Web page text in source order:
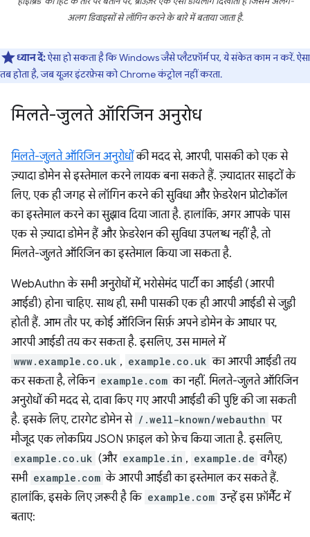
अलग डिवाइसों से लॉगिन करने के बारे में बताया जाता है.
ध्यान दें:ऐसा हो सकता है कि Windows जैसे प्लैटफ़ॉर्म पर, ये संकेत काम न करें. ऐसा
तब होता है, जब यूज़र इंटरफ़ेस को Chrome कंट्रोल नहीं करता.
मिलते-जुलते ऑरिजिन अनुरोध
मिलते-जुलते ऑरिजिन अनुरोधोंकी मदद से, आरपी, पासकी को एक से
ज़्यादा डोमेन से इस्तेमाल करने लायक बना सकते हैं. ज़्यादातर साइटों के
लिए, एक ही जगह से लॉगिन करने की सुविधा और फ़ेडरेशन प्रोटोकॉल
का इस्तेमाल करने का सुझाव दिया जाता है. हालांकि, अगर आपके पास
एक से ज़्यादा डोमेन हैं और फ़ेडरेशन की सुविधा उपलब्ध नहीं है, तो
मिलते-जुलते ऑरिजिन का इस्तेमाल किया जा सकता है.
WebAuthn के सभी अनुरोधों में, भरोसेमंद पार्टी का आईडी (आरपी
आईडी) होना चाहिए. साथ ही, सभी पासकी एक ही आरपी आईडी से जुड़ी
होती हैं. आम तौर पर, कोई ऑरिजिन सिर्फ़ अपने डोमेन के आधार पर,
आरपी आईडी तय कर सकता है. इसलिए, उस मामले में
www.example.co.uk , example.co.uk का आरपी आईडी तय
कर सकता है, लेकिन example.com का नहीं. मिलते-जुलते ऑरिजिन
अनुरोधों की मदद से, दावा किए गए आरपी आईडी की पुष्टि की जा सकती
है. इसके लिए, टारगेट डोमेन से /.well-known/webauthn पर
मौजूद एक लोकप्रिय JSON फ़ाइल को फ़ेच किया जाता है. इसलिए,
example.co.uk (और example.in , example.de वगैरह)
सभी example.com के आरपी आईडी का इस्तेमाल कर सकते हैं.
हालांकि, इसके लिए ज़रूरी है कि example.com उन्हें इस फ़ॉर्मैट में
बताए: